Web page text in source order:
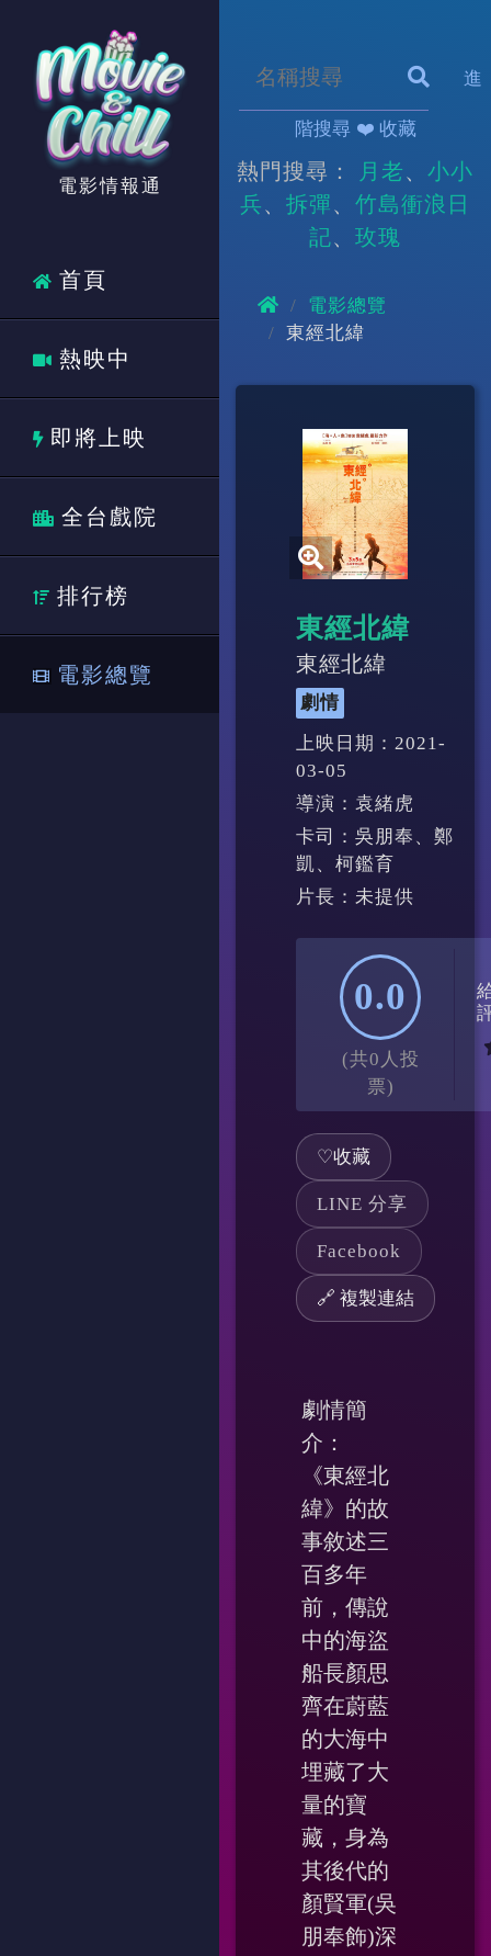
電影情報通
首頁
熱映中
即將上映
全台戲院
排行榜
電影總覽
進
階搜尋 ❤️ 收藏
熱門搜尋： 月老
小小
兵
拆彈
竹島衝浪日
記
玫瑰
電影總覽
東經北緯
東經北緯
東經北緯
劇情
上映日期：2021-
03-05
導演：袁緒虎
卡司：吳朋奉、鄭
凱、柯鑑育
片長：未提供
0.0
(共0人投
票)
♡收藏
LINE 分享
Facebook
🔗 複製連結
劇情簡
介：
《東經北
緯》的故
事敘述三
百多年
前，傳說
中的海盜
船長顏思
齊在蔚藍
的大海中
埋藏了大
量的寶
藏，身為
其後代的
顏賢軍(吳
朋奉飾)深